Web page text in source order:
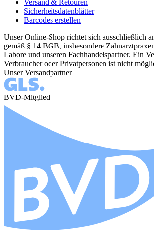
Versand & Retouren
Sicherheitsdatenblätter
Barcodes erstellen
Unser Online-Shop richtet sich ausschließlich
gemäß § 14 BGB, insbesondere
Labore und unseren Fachhandelspartner. Ein
Verbraucher oder Privatpersonen ist nicht
Unser Versandpartner
BVD-Mitglied